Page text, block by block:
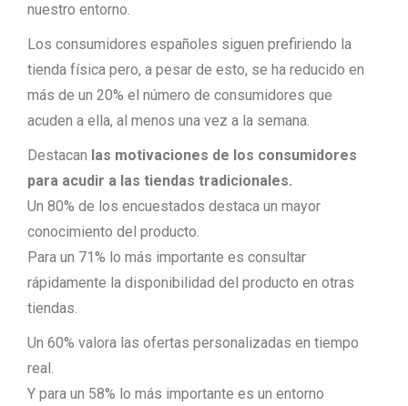
nuestro entorno.
Los consumidores españoles siguen prefiriendo la
tienda física pero, a pesar de esto, se ha reducido en
más de un 20% el número de consumidores que
acuden a ella, al menos una vez a la semana.
Destacan las motivaciones de los consumidores
para acudir a las tiendas tradicionales.
Un 80% de los encuestados destaca un mayor
conocimiento del producto.
Para un 71% lo más importante es consultar
rápidamente la disponibilidad del producto en otras
tiendas.
Un 60% valora las ofertas personalizadas en tiempo
real.
Y para un 58% lo más importante es un entorno